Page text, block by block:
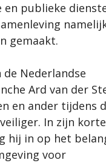
publieke
gemaakt.
Nederlandse
Ard van der
en ander tijdens
In zijn korte
hij in op het
voor